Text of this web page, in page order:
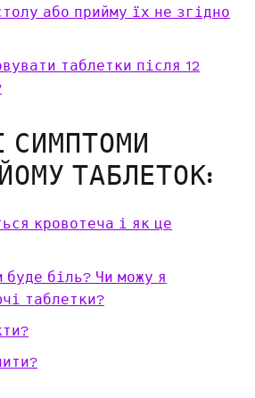
або прийму їх не згідно
таблетки після 12
СИМПТОМИ
ТАБЛЕТОК:
кровотеча і як це
буде біль? Чи можу я
таблетки?